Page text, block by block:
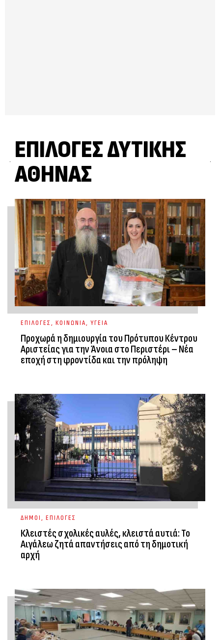
ΕΠΙΛΟΓΈΣ ΔΥΤΙΚΉΣ
ΑΘΉΝΑΣ
ΕΠΙΛΟΓΕΣ, ΚΟΙΝΩΝΙΑ, ΥΓΕΙΑ
Προχωρά η δημιουργία του Πρότυπου Κέντρου
Αριστείας για την Άνοια στο Περιστέρι – Νέα
εποχή στη φροντίδα και την πρόληψη
ΔΗΜΟΙ, ΕΠΙΛΟΓΕΣ
Κλειστές σχολικές αυλές, κλειστά αυτιά: Το
Αιγάλεω ζητά απαντήσεις από τη δημοτική
αρχή